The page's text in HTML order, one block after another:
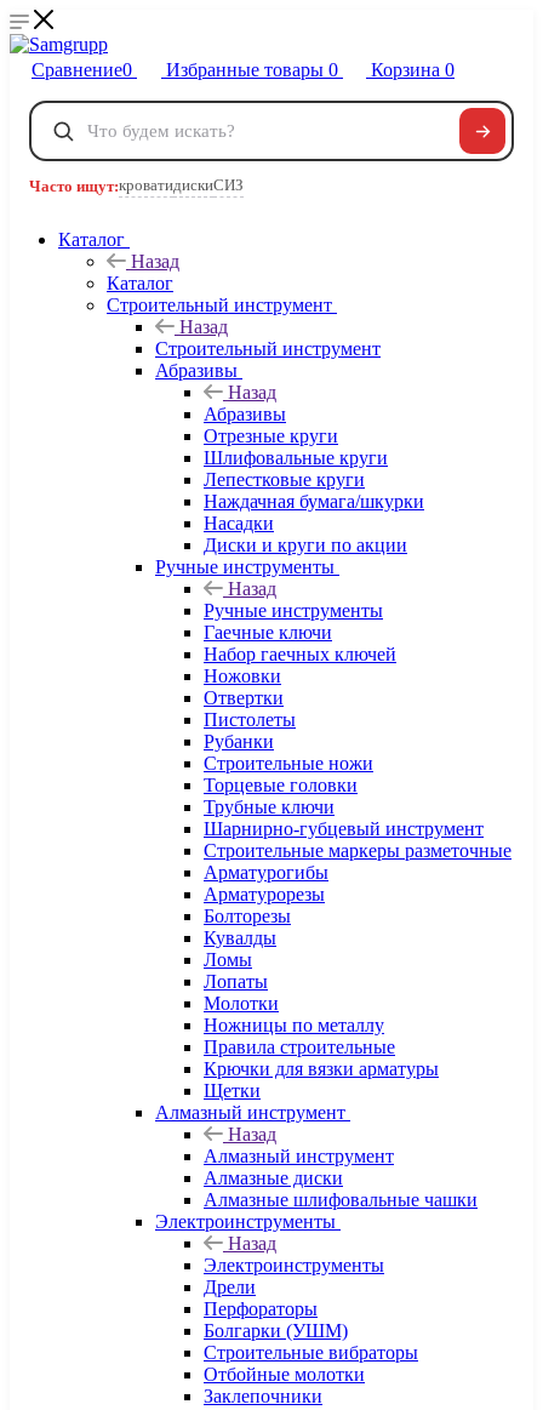
Сравнение0 Избранные товары 0 Корзина 0
Телефоны
8 800 222-40-09
Часто ищут:кроватидискиСИЗ
Каталог
Назад
Каталог
Строительный инструмент
Назад
Строительный инструмент
Абразивы
Назад
Абразивы
Отрезные круги
Шлифовальные круги
Лепестковые круги
Наждачная бумага/шкурки
Насадки
Диски и круги по акции
Ручные инструменты
Назад
Ручные инструменты
Гаечные ключи
Набор гаечных ключей
Ножовки
Отвертки
Пистолеты
Рубанки
Строительные ножи
Торцевые головки
Трубные ключи
Шарнирно-губцевый инструмент
Строительные маркеры разметочные
Арматурогибы
Арматурорезы
Болторезы
Кувалды
Ломы
Лопаты
Молотки
Ножницы по металлу
Правила строительные
Крючки для вязки арматуры
Щетки
Алмазный инструмент
Назад
Алмазный инструмент
Алмазные диски
Алмазные шлифовальные чашки
Электроинструменты
Назад
Электроинструменты
Дрели
Перфораторы
Болгарки (УШМ)
Строительные вибраторы
Отбойные молотки
Заклепочники